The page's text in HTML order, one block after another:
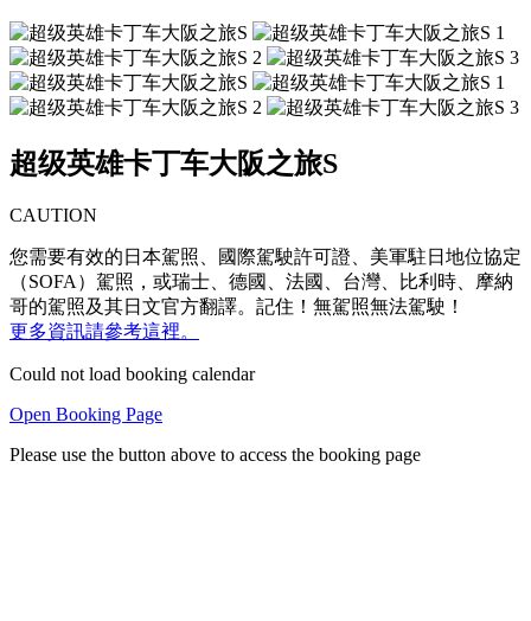
超级英雄卡丁车大阪之旅S
CAUTION
您需要有效的日本駕照、國際駕駛許可證、美軍駐日地位協定
（SOFA）駕照，或瑞士、德國、法國、台灣、比利時、摩納
哥的駕照及其日文官方翻譯。記住！無駕照無法駕駛！
更多資訊請參考這裡。
Could not load booking calendar
Open Booking Page
Please use the button above to access the booking page